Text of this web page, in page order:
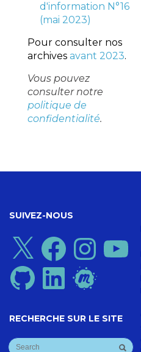
d'information N°16
(mai 2023)
Pour consulter nos
archives avant 2023.
Vous pouvez
consulter notre
politique de
confidentialité.
SUIVEZ-NOUS
X FacebookInstagram
GitHub LinkedIn Meetup
RECHERCHE SUR LE SITE